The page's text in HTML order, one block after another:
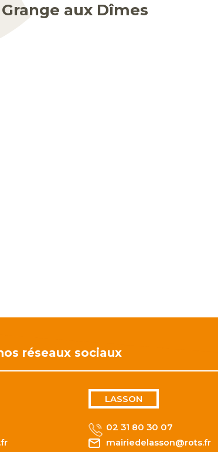
Grange aux Dîmes
réseaux sociaux
LASSON
02 31 80 30 07
mairiedelasson@rots.fr